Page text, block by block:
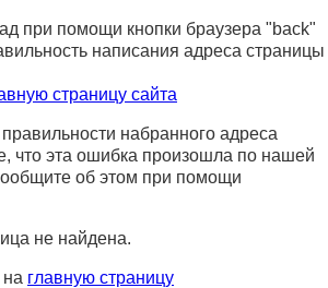
при помощи кнопки браузера "back"
написания адреса страницы
страницу сайта
набранного адреса
что эта ошибка произошла по нашей
об этом при помощи
не найдена.
главную страницу